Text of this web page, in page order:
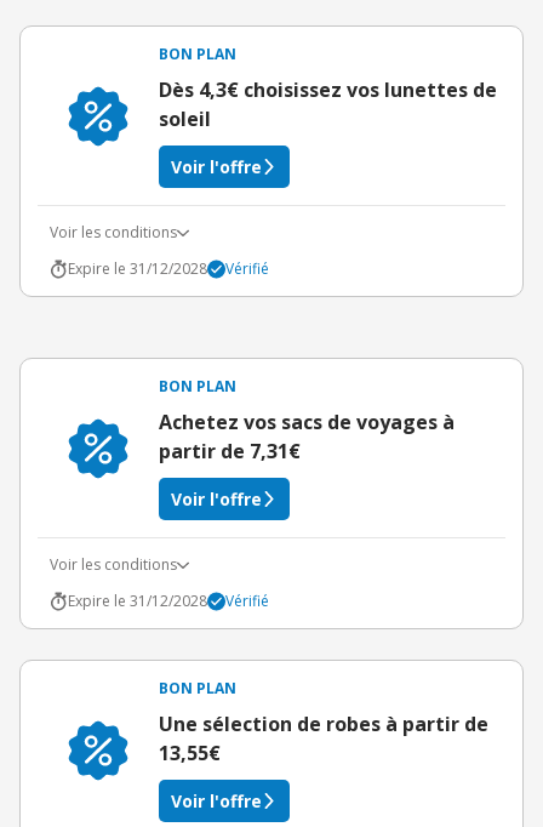
BON PLAN
Dès 4,3€ choisissez vos lunettes de
soleil
Voir l'offre
Voir les conditions
Expire le 31/12/2028
Vérifié
BON PLAN
Achetez vos sacs de voyages à
partir de 7,31€
Voir l'offre
Voir les conditions
Expire le 31/12/2028
Vérifié
BON PLAN
Une sélection de robes à partir de
13,55€
Voir l'offre